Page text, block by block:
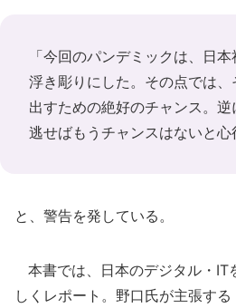
「今回のパンデミックは、日
浮き彫りにした。その点では
出すための絶好のチャンス。
逃せばもうチャンスはないと心
と、警告を発している。
本書では、日本のデジタル・IT
しくレポート。野口氏が主張す